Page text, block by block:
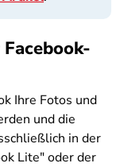
Ihre Fotos und
und die
in der
Lite" oder der